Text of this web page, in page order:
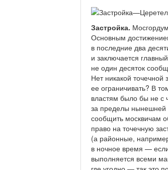
Застройка.
Основным
в последние два
и заключается
не один десяток
Нет никакой
ее ограничивать? В
властям было бы не с
за пределы нынешней
сообщить москвичам
право на точечную
(а районные,
в ночное время —
выполняется всеми